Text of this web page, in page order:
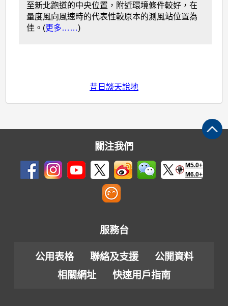
至新北跑道的中央位置，附近環境條件較好，在
量度風向風速時的代表性較原本的測風站位置為
佳。(更多……)
昔日談天說地
關注我們
M5.0+
M6.0+
服務台
公用表格 聯絡及支援
公開資料
相關網址
快速用戶指南